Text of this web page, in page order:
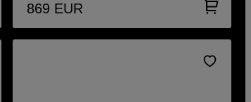
869 EUR